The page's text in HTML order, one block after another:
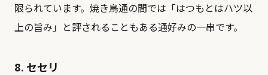
限られています。焼き鳥通の間では「はつもとはハツ以
上の旨み」と評されることもある通好みの一串です。
8. セセリ